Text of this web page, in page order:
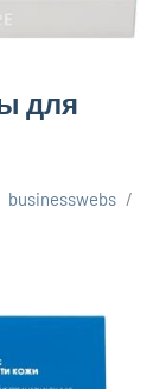
для
businesswebs